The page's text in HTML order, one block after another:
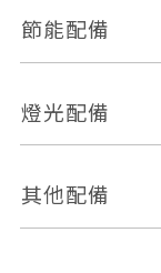
車道偏離
自動停車
倒車雷達
外部音源
節能配備
引擎啟閉
燈光配備
感應頭燈
其他配備